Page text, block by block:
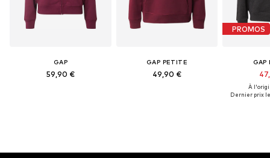
GAP
59,90 €
GAP PETITE
49,90 €
PROMOS
GAP
À
Dernier prix